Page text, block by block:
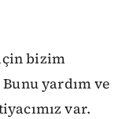
bizim
yardım ve
var.